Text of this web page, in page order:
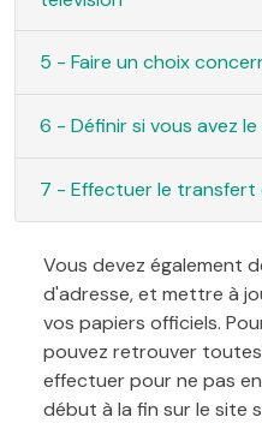
5 - Faire un choix
6 - Définir si vous avez
7 - Effectuer le transfert
Vous devez également
d'adresse, et mettre à
vos papiers officiels.
pouvez retrouver
effectuer pour ne pas
début à la fin sur le site